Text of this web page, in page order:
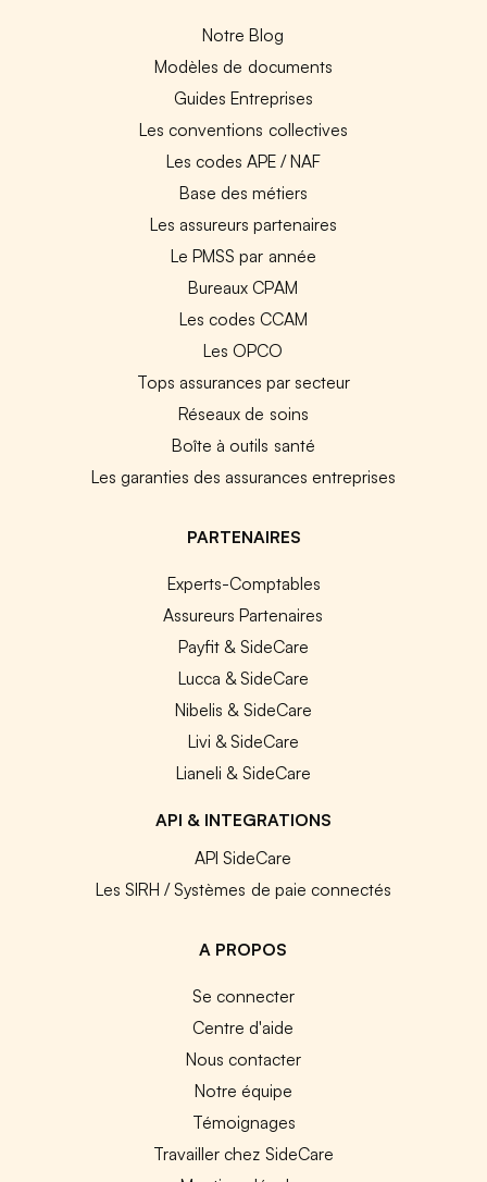
Notre Blog
Modèles de documents
Guides Entreprises
Les conventions collectives
Les codes APE / NAF
Base des métiers
Les assureurs partenaires
Le PMSS par année
Bureaux CPAM
Les codes CCAM
Les OPCO
Tops assurances par secteur
Réseaux de soins
Boîte à outils santé
Les garanties des assurances entreprises
PARTENAIRES
Experts-Comptables
Assureurs Partenaires
Payfit & SideCare
Lucca & SideCare
Nibelis & SideCare
Livi & SideCare
Lianeli & SideCare
API & INTEGRATIONS
API SideCare
Les SIRH / Systèmes de paie connectés
A PROPOS
Se connecter
Centre d'aide
Nous contacter
Notre équipe
Témoignages
Travailler chez SideCare